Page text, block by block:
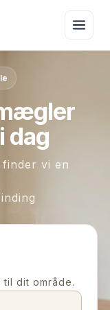
dag
finder vi en
dit område.